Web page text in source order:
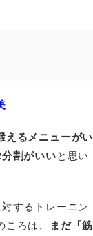
えるメニューがい
割がいいと思い
するトレーニン
ろは、
まだ「筋